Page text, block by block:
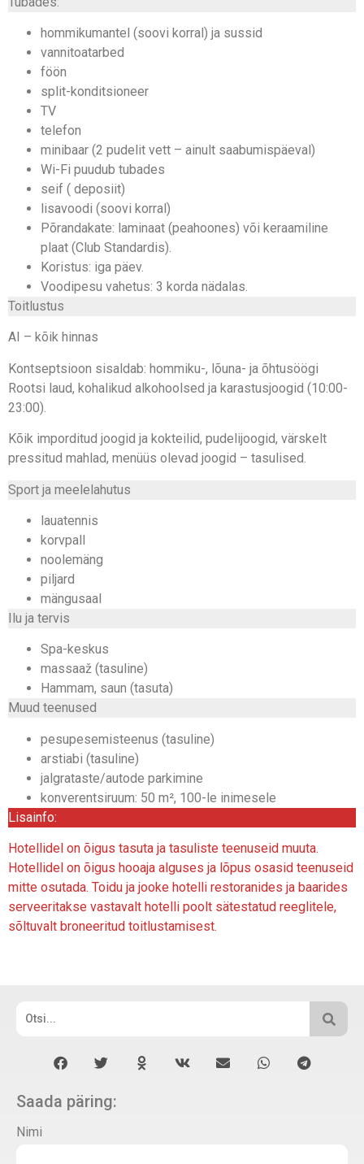
hommikumantel (soovi korral) ja sussid
vannitoatarbed
föön
split-konditsioneer
TV
telefon
minibaar (2 pudelit vett – ainult saabumispäeval)
Wi-Fi puudub tubades
seif ( deposiit)
lisavoodi (soovi korral)
Põrandakate: laminaat (peahoones) või keraamiline
plaat (Club Standardis).
Koristus: iga päev.
Voodipesu vahetus: 3 korda nädalas.
Toitlustus
AI – kõik hinnas
Kontseptsioon sisaldab: hommiku-, lõuna- ja õhtusöögi
Rootsi laud, kohalikud alkohoolsed ja karastusjoogid (10:00-
23:00).
Kõik imporditud joogid ja kokteilid, pudelijoogid, värskelt
pressitud mahlad, menüüs olevad joogid – tasulised.
Sport ja meelelahutus
lauatennis
korvpall
noolemäng
piljard
mängusaal
Ilu ja tervis
Spa-keskus
massaaž (tasuline)
Hammam, saun (tasuta)
Muud teenused
pesupesemisteenus (tasuline)
arstiabi (tasuline)
jalgrataste/autode parkimine
konverentsiruum: 50 m², 100-le inimesele
Lisainfo:
Hotellidel on õigus tasuta ja tasuliste teenuseid muuta.
Hotellidel on õigus hooaja alguses ja lõpus osasid teenuseid
mitte osutada. Toidu ja jooke hotelli restoranides ja baarides
serveeritakse vastavalt hotelli poolt sätestatud reeglitele,
sõltuvalt broneeritud toitlustamisest.
Saada päring:
Nimi